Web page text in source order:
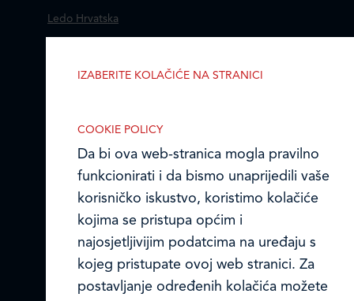
Ledo Hrvatska
Online formular
Obavijest o Privatnosti i Kolačići
© LEDO plus d.o.o. 2026.
COOKIE POLICY
Da bi ova web-stranica mogla pravilno
funkcionirati i da bismo unaprijedili vaše
korisničko iskustvo, koristimo kolačiće
kojima se pristupa općim i
najosjetljivijim podatcima na uređaju s
kojeg pristupate ovoj web stranici. Za
postavljanje određenih kolačića možete
IZABERITE KOLAČIĆE NA STRANICI
Nužni (tehnički) kolačići
Nužni kolačići omogućuju osnovne